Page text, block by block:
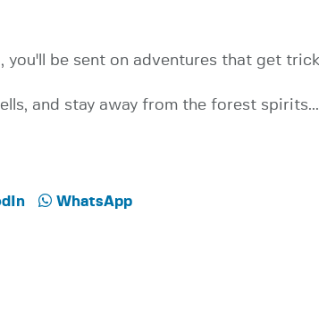
you'll be sent on adventures that get
and stay away from the forest spirits...
WhatsApp